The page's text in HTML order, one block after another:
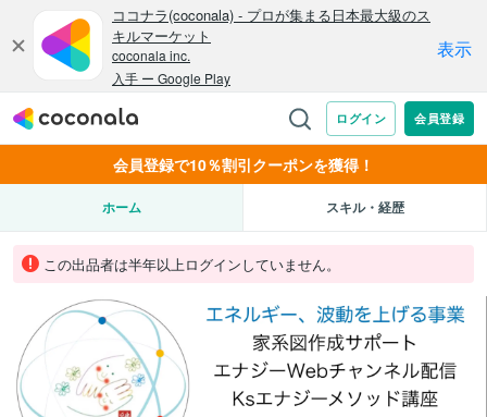
会員登録で10％割引クーポンを獲得！
ホーム スキル・経歴
この出品者は半年以上ログインしていません。